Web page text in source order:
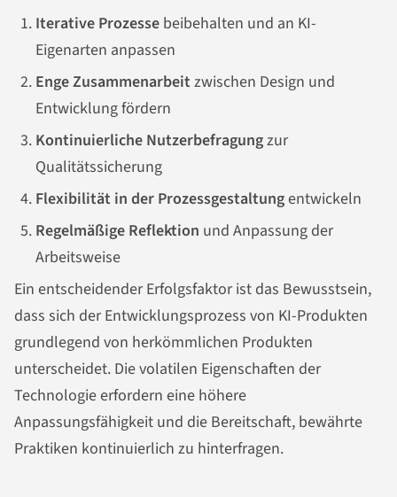
Iterative Prozesse beibehalten und an KI-
Eigenarten anpassen
Enge Zusammenarbeit zwischen Design und
Entwicklung fördern
Kontinuierliche Nutzerbefragungzur
Qualitätssicherung
Flexibilität in der Prozessgestaltungentwickeln
Regelmäßige Reflektion und Anpassung der
Arbeitsweise
Ein entscheidender Erfolgsfaktor ist das Bewusstsein,
dass sich der Entwicklungsprozess von KI-Produkten
grundlegend von herkömmlichen Produkten
unterscheidet. Die volatilen Eigenschaften der
Technologie erfordern eine höhere
Anpassungsfähigkeit und die Bereitschaft, bewährte
Praktiken kontinuierlich zu hinterfragen.